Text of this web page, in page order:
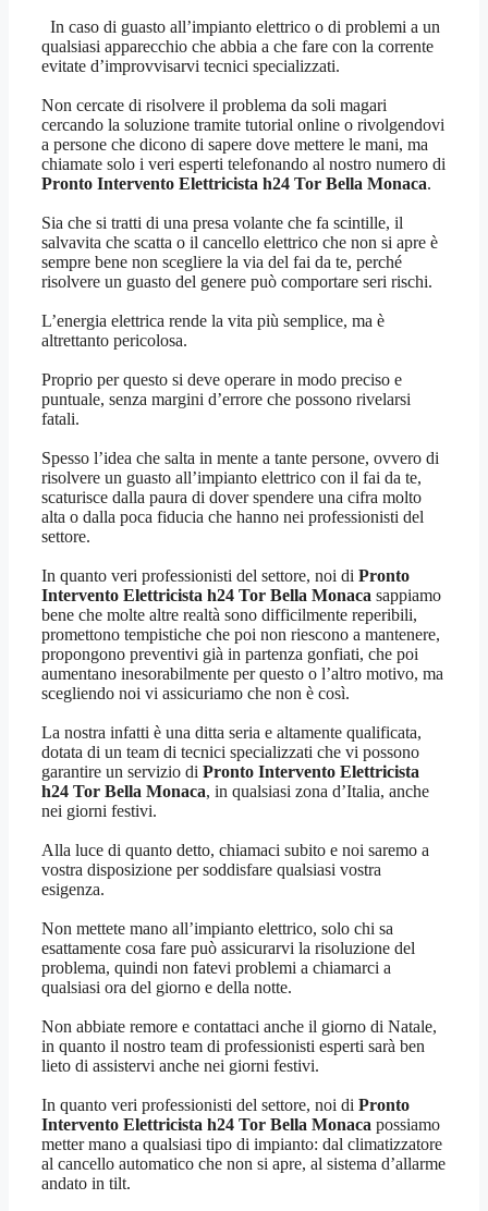
In caso di guasto all’impianto elettrico o di problemi a un
qualsiasi apparecchio che abbia a che fare con la corrente
evitate d’improvvisarvi tecnici specializzati.
Non cercate di risolvere il problema da soli magari
cercando la soluzione tramite tutorial online o rivolgendovi
a persone che dicono di sapere dove mettere le mani, ma
chiamate solo i veri esperti telefonando al nostro numero di
Pronto Intervento Elettricista h24 Tor Bella Monaca.
Sia che si tratti di una presa volante che fa scintille, il
salvavita che scatta o il cancello elettrico che non si apre è
sempre bene non scegliere la via del fai da te, perché
risolvere un guasto del genere può comportare seri rischi.
L’energia elettrica rende la vita più semplice, ma è
altrettanto pericolosa.
Proprio per questo si deve operare in modo preciso e
puntuale, senza margini d’errore che possono rivelarsi
fatali.
Spesso l’idea che salta in mente a tante persone, ovvero di
risolvere un guasto all’impianto elettrico con il fai da te,
scaturisce dalla paura di dover spendere una cifra molto
alta o dalla poca fiducia che hanno nei professionisti del
settore.
In quanto veri professionisti del settore, noi di Pronto
Intervento Elettricista h24 Tor Bella Monaca sappiamo
bene che molte altre realtà sono difficilmente reperibili,
promettono tempistiche che poi non riescono a mantenere,
propongono preventivi già in partenza gonfiati, che poi
aumentano inesorabilmente per questo o l’altro motivo, ma
scegliendo noi vi assicuriamo che non è così.
La nostra infatti è una ditta seria e altamente qualificata,
dotata di un team di tecnici specializzati che vi possono
garantire un servizio di Pronto Intervento Elettricista
h24 Tor Bella Monaca, in qualsiasi zona d’Italia, anche
nei giorni festivi.
Alla luce di quanto detto, chiamaci subito e noi saremo a
vostra disposizione per soddisfare qualsiasi vostra
esigenza.
Non mettete mano all’impianto elettrico, solo chi sa
esattamente cosa fare può assicurarvi la risoluzione del
problema, quindi non fatevi problemi a chiamarci a
qualsiasi ora del giorno e della notte.
Non abbiate remore e contattaci anche il giorno di Natale,
in quanto il nostro team di professionisti esperti sarà ben
lieto di assistervi anche nei giorni festivi.
In quanto veri professionisti del settore, noi di Pronto
Intervento Elettricista h24 Tor Bella Monaca possiamo
metter mano a qualsiasi tipo di impianto: dal climatizzatore
al cancello automatico che non si apre, al sistema d’allarme
andato in tilt.